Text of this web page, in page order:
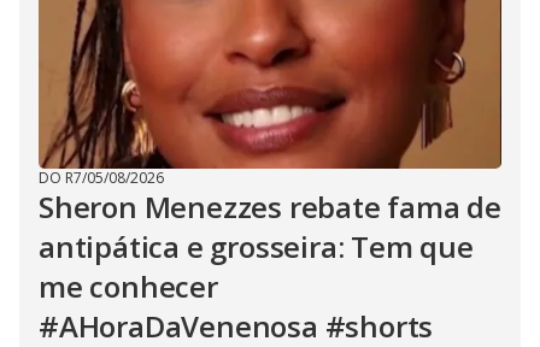
DO R7/05/08/2026
Sheron Menezzes rebate fama de
antipática e grosseira: Tem que
me conhecer
#AHoraDaVenenosa #shorts